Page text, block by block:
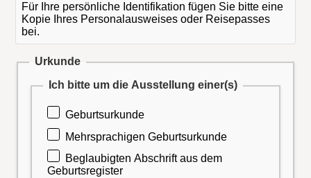
Für Ihre persönliche Identifikation fügen Sie bitte eine
Kopie Ihres Personalausweises oder Reisepasses
bei.
Urkunde
Ich bitte um die Ausstellung einer(s)
Geburtsurkunde
Mehrsprachigen Geburtsurkunde
Beglaubigten Abschrift aus dem
Geburtsregister